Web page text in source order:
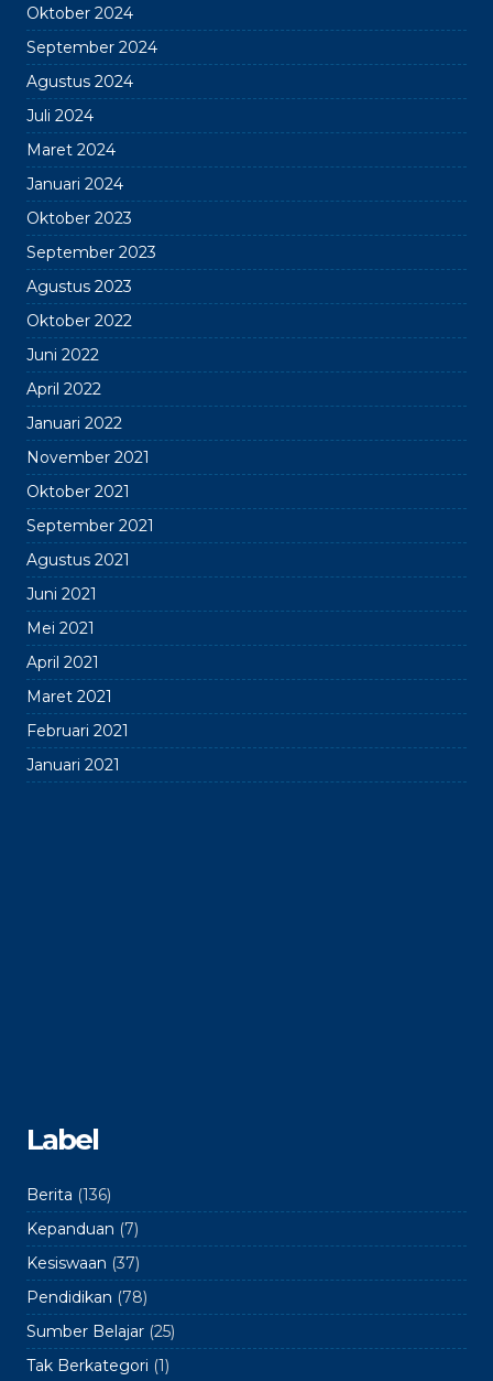
Oktober 2024
September 2024
Agustus 2024
Juli 2024
Maret 2024
Januari 2024
Oktober 2023
September 2023
Agustus 2023
Oktober 2022
Juni 2022
April 2022
Januari 2022
November 2021
Oktober 2021
September 2021
Agustus 2021
Juni 2021
Mei 2021
April 2021
Maret 2021
Februari 2021
Januari 2021
Label
Berita (136)
Kepanduan (7)
Kesiswaan (37)
Pendidikan (78)
Sumber Belajar (25)
Tak Berkategori (1)